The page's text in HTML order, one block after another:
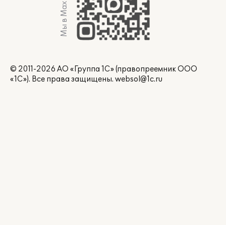
Мы в Max
© 2011-2026 АО «Группа 1С» (правопреемник ООО
«1С»). Все права защищены. websol@1c.ru